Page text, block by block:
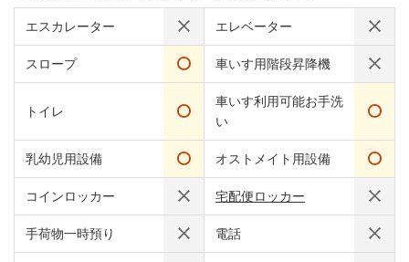
エスカレーター エレベーター
スロープ 車いす用階段昇降機
トイレ
車いす利用可能お手洗
い
乳幼児用設備 オストメイト用設備
コインロッカー 宅配便ロッカー
手荷物一時預り 電話